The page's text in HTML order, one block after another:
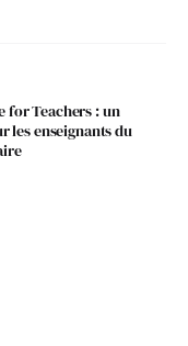
for Teachers : un
les enseignants du